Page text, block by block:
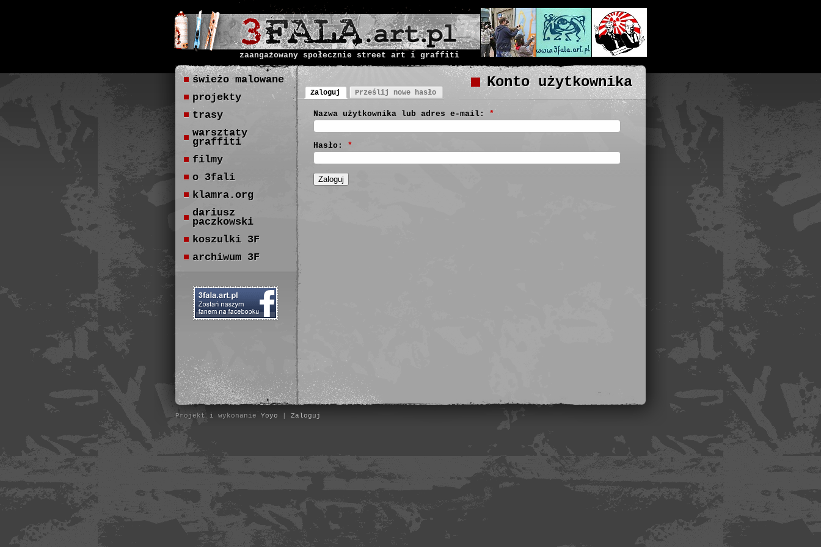
zaangażowany społecznie street art i graffiti
Konto użytkownika
Zaloguj Prześlij nowe hasło
Nazwa użytkownika lub adres e-mail: *
Hasło: *
świeżo malowane
projekty
trasy
warsztaty
graffiti
filmy
o 3fali
klamra.org
dariusz
paczkowski
koszulki 3F
archiwum 3F
Projekt i wykonanie Yoyo Zaloguj